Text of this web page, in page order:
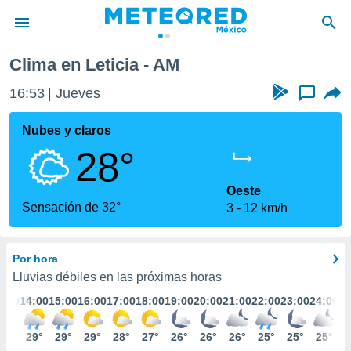
de
ha sido
calidad.
a este
las
y
digital
basada
Clima en Leticia - AM
16:53 Jueves ...
Nubes y claros
28°
Sensación de 32°
Oeste
3
12 km/h
Por hora
Lluvias débiles en las próximas horas
14:00
29°
15:00
29°
16:00
29°
17:00
28°
18:00
27°
19:00
26°
20:00
26°
21:00
26°
22:00
25°
23:00
25°
24:00
25°